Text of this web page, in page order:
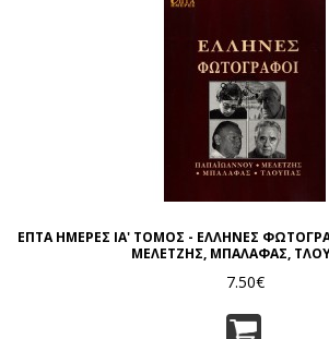
ΕΠΤΑ ΗΜΕΡΕΣ ΙΑ' ΤΟΜΟΣ - ΕΛΛΗΝΕΣ
ΜΕΛΕΤΖΗΣ, ΜΠΑΛΑΦΑΣ,
7.50€